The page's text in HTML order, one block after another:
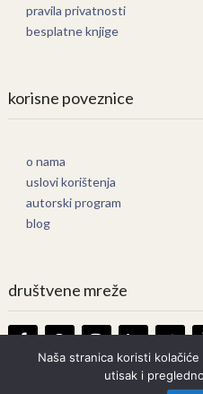
pravila privatnosti
besplatne knjige
korisne poveznice
o nama
uslovi korištenja
autorski program
blog
društvene mreže
Knjige Online
Naša stranica koristi
utisak i